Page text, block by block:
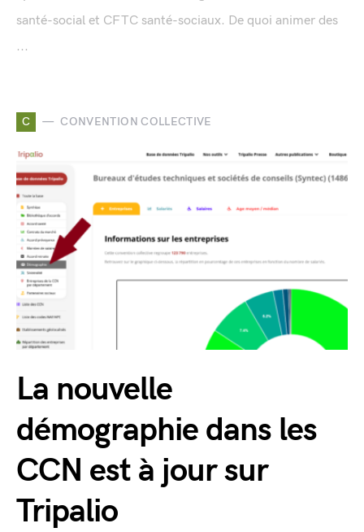
santé-social et CFTC santé-sociaux. De quoi animer des
...
C CONVENTION COLLECTIVE
La nouvelle
démographie dans les
CCN est à jour sur
Tripalio